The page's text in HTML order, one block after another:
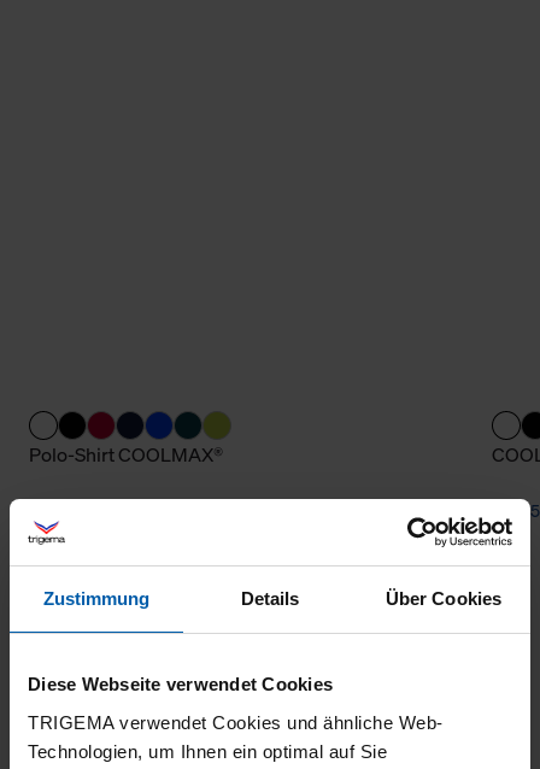
Zustimmung Details Über Cookies
Diese Webseite verwendet Cookies
TRIGEMA verwendet Cookies und ähnliche Web-
Technologien, um Ihnen ein optimal auf Sie
Polo-Shirt COOLMAX®
from